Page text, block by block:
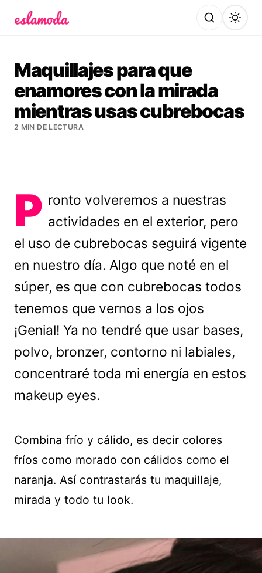
Maquillajes para que
enamores con la mirada
mientras usas cubrebocas
2 MIN DE LECTURA
P ronto volveremos a nuestras
actividades en el exterior, pero
el uso de cubrebocas seguirá vigente
en nuestro día. Algo que noté en el
súper, es que con cubrebocas todos
tenemos que vernos a los ojos
¡Genial! Ya no tendré que usar bases,
polvo, bronzer, contorno ni labiales,
concentraré toda mi energía en estos
makeup eyes.
Combina frío y cálido, es decir colores
fríos como morado con cálidos como el
naranja. Así contrastarás tu maquillaje,
mirada y todo tu look.